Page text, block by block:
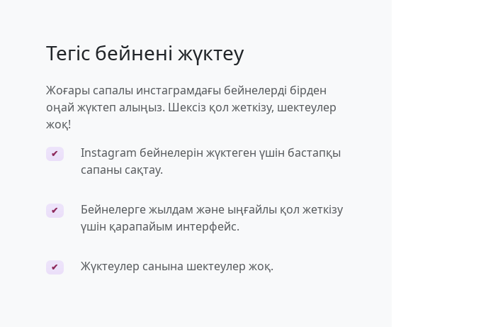
Тегіс бейнені жүктеу
Жоғары сапалы инстаграмдағы бейнелерді бірден
оңай жүктеп алыңыз. Шексіз қол жеткізу, шектеулер
жоқ!
✔
Instagram бейнелерін жүктеген үшін бастапқы
сапаны сақтау.
✔
Бейнелерге жылдам және ыңғайлы қол жеткізу
үшін қарапайым интерфейс.
✔ Жүктеулер санына шектеулер жоқ.